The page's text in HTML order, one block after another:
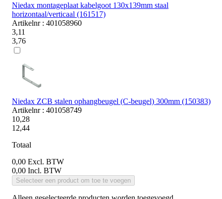
Niedax montageplaat kabelgoot 130x139mm staal
horizontaal/verticaal (161517)
Artikelnr : 401058960
3,11
3,76
Niedax ZCB stalen ophangbeugel (C-beugel) 300mm (150383)
Artikelnr : 401058749
10,28
12,44
Totaal
0,00 Excl. BTW
0,00 Incl. BTW
Selecteer een product om toe te voegen